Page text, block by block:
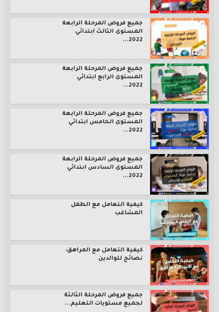
جميع فروض المرحلة الرابعة
المستوى الثالث ابتدائي
2022...
جميع فروض المرحلة الرابعة
المستوى الرابع ابتدائي
2022...
جميع فروض المرحلة الرابعة
المستوى الخامس ابتدائي
2022...
جميع فروض المرحلة الرابعة
المستوى السادس ابتدائي
2022...
كيفية التعامل مع الطفل
المشاغب
كيفية التعامل مع المراهق:
نصائح للوالدين
جميع فروض المرحلة الثالثة
لجميع مستويات التعليم...